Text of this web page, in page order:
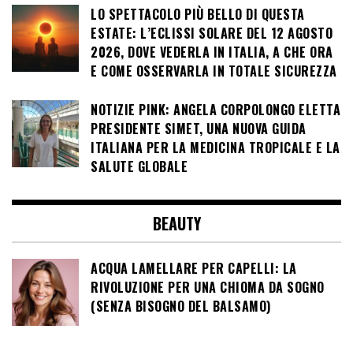
LO SPETTACOLO PIÙ BELLO DI QUESTA
ESTATE: L’ECLISSI SOLARE DEL 12 AGOSTO
2026, DOVE VEDERLA IN ITALIA, A CHE ORA
E COME OSSERVARLA IN TOTALE SICUREZZA
NOTIZIE PINK: ANGELA CORPOLONGO ELETTA
PRESIDENTE SIMET, UNA NUOVA GUIDA
ITALIANA PER LA MEDICINA TROPICALE E LA
SALUTE GLOBALE
BEAUTY
ACQUA LAMELLARE PER CAPELLI: LA
RIVOLUZIONE PER UNA CHIOMA DA SOGNO
(SENZA BISOGNO DEL BALSAMO)